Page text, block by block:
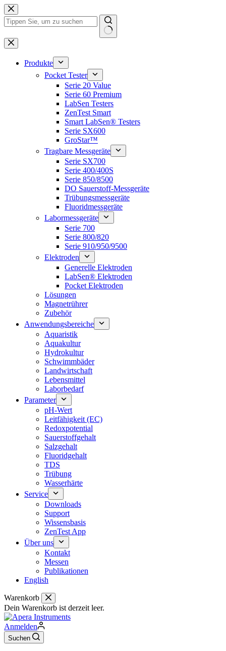
Zum
Inhalt
springen
Keine
Ergebnisse
Produkte
Pocket Tester
Serie 20 Value
Serie 60 Premium
LabSen Testers
ZenTest Smart
Smart LabSen® Testers
Serie SX600
GroStar™
Tragbare Messgeräte
Serie SX700
Serie 400/400S
Serie 850/8500
DO Sauerstoff-Messgeräte
Trübungsmessgeräte
Fluoridmessgeräte
Labormessgeräte
Serie 700
Serie 800/820
Serie 910/950/9500
Elektroden
Generelle Elektroden
LabSen® Elektroden
Pocket Elektroden
Lösungen
Magnetrührer
Zubehör
Anwendungsbereiche
Aquaristik
Aquakultur
Hydrokultur
Schwimmbäder
Landwirtschaft
Lebensmittel
Laborbedarf
Parameter
pH-Wert
Leitfähigkeit (EC)
Redoxpotential
Sauerstoffgehalt
Salzgehalt
Fluoridgehalt
TDS
Trübung
Wasserhärte
Service
Downloads
Support
Wissensbasis
ZenTest App
Über uns
Kontakt
Messen
Publikationen
English
Warenkorb
Dein Warenkorb ist derzeit leer.
Anmelden
Suchen